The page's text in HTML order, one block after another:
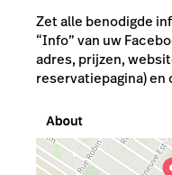
Zet alle benodigde
“Info” van uw
adres, prijzen,
reservatiepagina)